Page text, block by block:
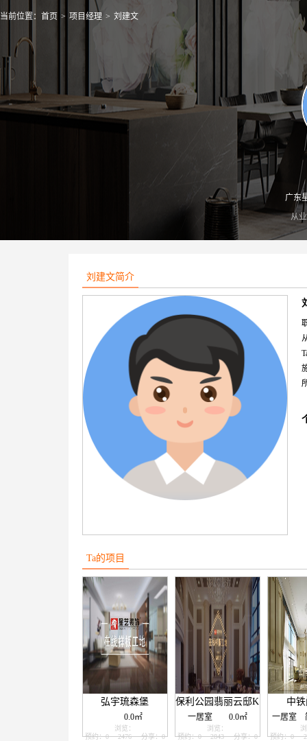
当前位置： 首页 > 项目经理 > 刘建文
广东
从
刘建文简介
Ta的项目
弘宇琉森堡
0.0㎡
预约：0
浏览：
2476
分享：0
保利公园翡丽云邸K
一居室 0.0㎡
预约：0
浏览：
2843
分享：0
中
一居室
预约：0